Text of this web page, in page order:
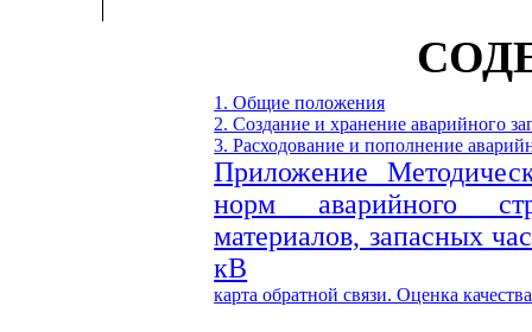
1. Общие положения
2. Создание и хранение аварийного
3. Расходование и пополнение
Приложение
норм аварийного
материалов, запасных
кВ
карта обратной связи. Оценка